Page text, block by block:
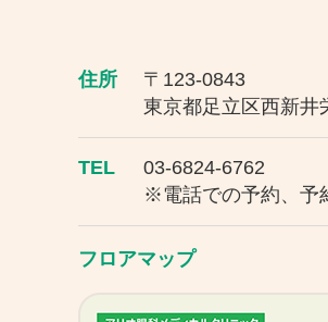
住所
〒123-0843
東京都足立区西新井
TEL
03-6824-6762
※電話での予約、予
フロアマップ